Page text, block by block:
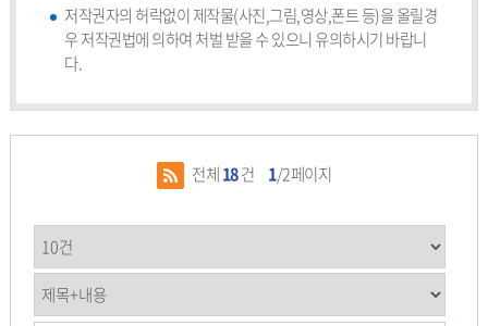
저작권자의 허락없이 제작물(사진,그림,영상,폰트 등)을 올릴경
우 저작권법에 의하여 처벌 받을 수 있으니 유의하시기 바랍니
다.
전체18건 1/2페이지